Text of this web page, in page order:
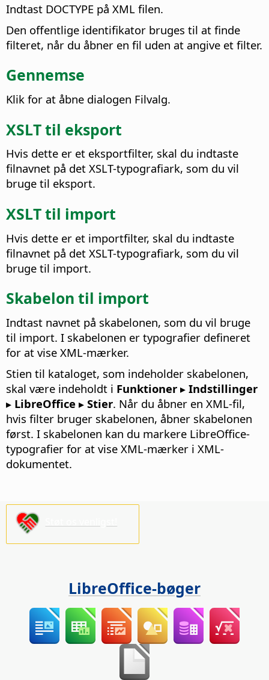
Indtast DOCTYPE på XML filen.
Den offentlige identifikator bruges til at finde
filteret, når du åbner en fil uden at angive et filter.
Gennemse
Klik for at åbne dialogen Filvalg.
XSLT til eksport
Hvis dette er et eksportfilter, skal du indtaste
filnavnet på det XSLT-typografiark, som du vil
bruge til eksport.
XSLT til import
Hvis dette er et importfilter, skal du indtaste
filnavnet på det XSLT-typografiark, som du vil
bruge til import.
Skabelon til import
Indtast navnet på skabelonen, som du vil bruge
til import. I skabelonen er typografier defineret
for at vise XML-mærker.
Stien til kataloget, som indeholder skabelonen,
skal være indeholdt i Funktioner ▸ Indstillinger
▸ LibreOffice ▸ Stier. Når du åbner en XML-fil,
hvis filter bruger skabelonen, åbner skabelonen
først. I skabelonen kan du markere LibreOffice-
typografier for at vise XML-mærker i XML-
dokumentet.
LibreOffice-bøger